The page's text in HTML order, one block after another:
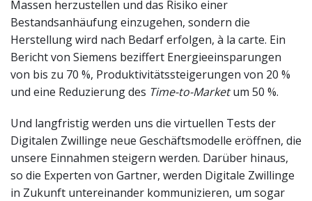
Massen herzustellen und das Risiko einer
Bestandsanhäufung einzugehen, sondern die
Herstellung wird nach Bedarf erfolgen, à la carte. Ein
Bericht von Siemens beziffert Energieeinsparungen
von bis zu 70 %, Produktivitätssteigerungen von 20 %
und eine Reduzierung des Time-to-Marketum 50 %.
Und langfristig werden uns die virtuellen Tests der
Digitalen Zwillinge neue Geschäftsmodelle eröffnen, die
unsere Einnahmen steigern werden. Darüber hinaus,
so die Experten von Gartner, werden Digitale Zwillinge
in Zukunft untereinander kommunizieren, um sogar